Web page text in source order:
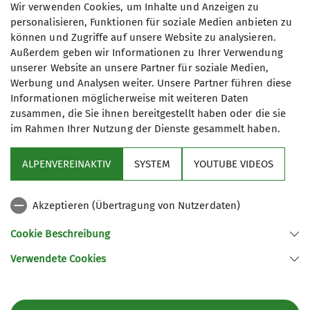
mehrtägige Touren sowohl in der
Region als auch in den Alpen. Unsere
Touren werden von zertifizierten
Guides oder sehr erfahrenen
Mountainbikern organisiert.
Wir bieten ein umfangreiches
Tourenprogramm überwiegend im
Zeitraum von April bis Oktober an.
Zusätzlich ergänzen angebotene
Fahrtechnik-Trainings unser
Programm.
willkommen, egal, ob E-Bike oder
Biobike; grundsätzlich bestimmt der
Mountainbike ist jedoch
sind für unsere Touren nicht geeignet.
Maximale Teilnehmeranzahl
10
Sektion
Programm
90762 Fürth
Wir verwenden Cookies, um Inhalte und Anzeigen zu
personalisieren, Funktionen für soziale Medien anbieten zu
können und Zugriffe auf unsere Website zu analysieren.
Außerdem geben wir Informationen zu Ihrer Verwendung
unserer Website an unsere Partner für soziale Medien,
Werbung und Analysen weiter. Unsere Partner führen diese
Informationen möglicherweise mit weiteren Daten
zusammen, die Sie ihnen bereitgestellt haben oder die sie
im Rahmen Ihrer Nutzung der Dienste gesammelt haben.
ALPENVEREINAKTIV SYSTEM YOUTUBE VIDEOS
Akzeptieren (Übertragung von Nutzerdaten)
Cookie Beschreibung
Verwendete Cookies